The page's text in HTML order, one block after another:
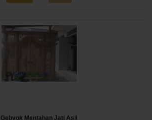
Gebyok Mentahan Jati Asli